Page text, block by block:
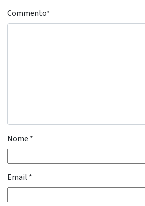
Commento*
Nome *
Email *